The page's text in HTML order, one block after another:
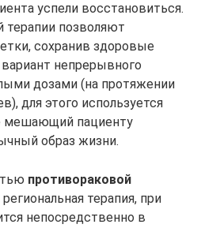
успели восстановиться.
терапии позволяют
сохранив здоровые
непрерывного
дозами (на протяжении
для этого используется
мешающий пациенту
образ жизни.
противораковой
терапия, при
непосредственно в